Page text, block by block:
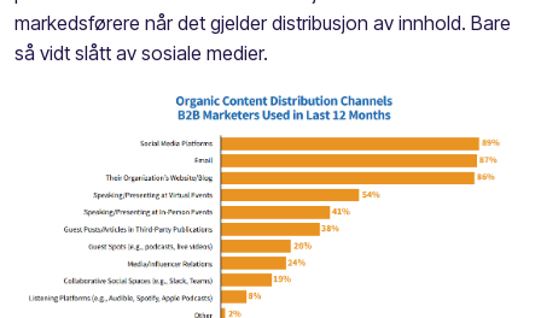
markedsførere når det gjelder distribusjon av innhold. Bare
så vidt slått av sosiale medier.